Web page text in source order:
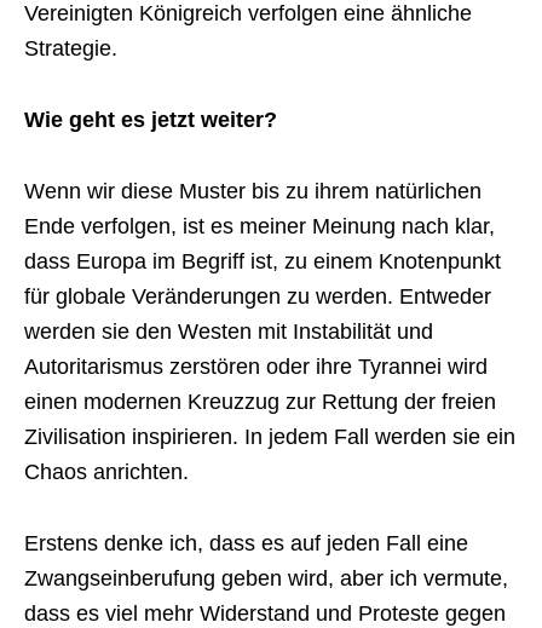
Vereinigten Königreich verfolgen eine ähnliche
Strategie.
Wie geht es jetzt weiter?
Wenn wir diese Muster bis zu ihrem natürlichen
Ende verfolgen, ist es meiner Meinung nach klar,
dass Europa im Begriff ist, zu einem Knotenpunkt
für globale Veränderungen zu werden. Entweder
werden sie den Westen mit Instabilität und
Autoritarismus zerstören oder ihre Tyrannei wird
einen modernen Kreuzzug zur Rettung der freien
Zivilisation inspirieren. In jedem Fall werden sie ein
Chaos anrichten.
Erstens denke ich, dass es auf jeden Fall eine
Zwangseinberufung geben wird, aber ich vermute,
dass es viel mehr Widerstand und Proteste gegen